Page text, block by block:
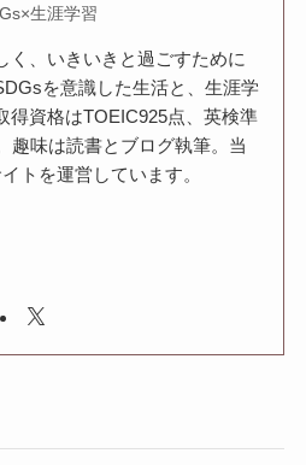
生涯学習
く、いきいきと過ごすために
を意識した生活と、生涯学
得資格はTOEIC925点、英検準
趣味は読書とブログ執筆。当
トを運営しています。